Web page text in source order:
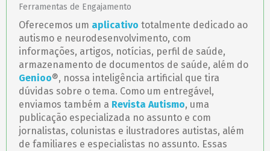
Ferramentas de Engajamento
Oferecemos um aplicativo totalmente dedicado ao
autismo e neurodesenvolvimento, com
informações, artigos, notícias, perfil de saúde,
armazenamento de documentos de saúde, além do
Genioo®, nossa inteligência artificial que tira
dúvidas sobre o tema. Como um entregável,
enviamos também a Revista Autismo, uma
publicação especializada no assunto e com
jornalistas, colunistas e ilustradores autistas, além
de familiares e especialistas no assunto. Essas